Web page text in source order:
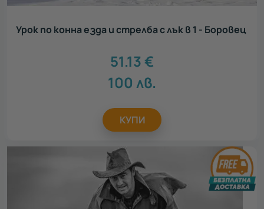
Урок по конна езда и стрелба с лък в 1 - Боровец
51.13€
100 лв.
КУПИ